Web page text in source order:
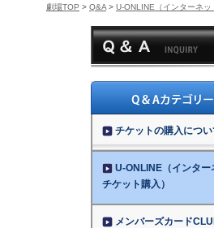
劇場TOP > Q&A > U-ONLINE（インターネッ
チケットの購入につい
U-ONLINE（インター
チケット購入）
メンバーズカード